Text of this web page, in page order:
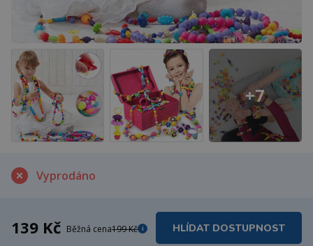
Vyprodáno
139 Kč Běžná cena199 Kč i HLÍDAT DOSTUPNOST
+7